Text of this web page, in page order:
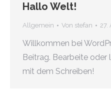
Hallo Welt!
Allgemein Von stefan 27.
Willkommen bei
Beitrag. Bearbeite oder
mit dem Schreiben!